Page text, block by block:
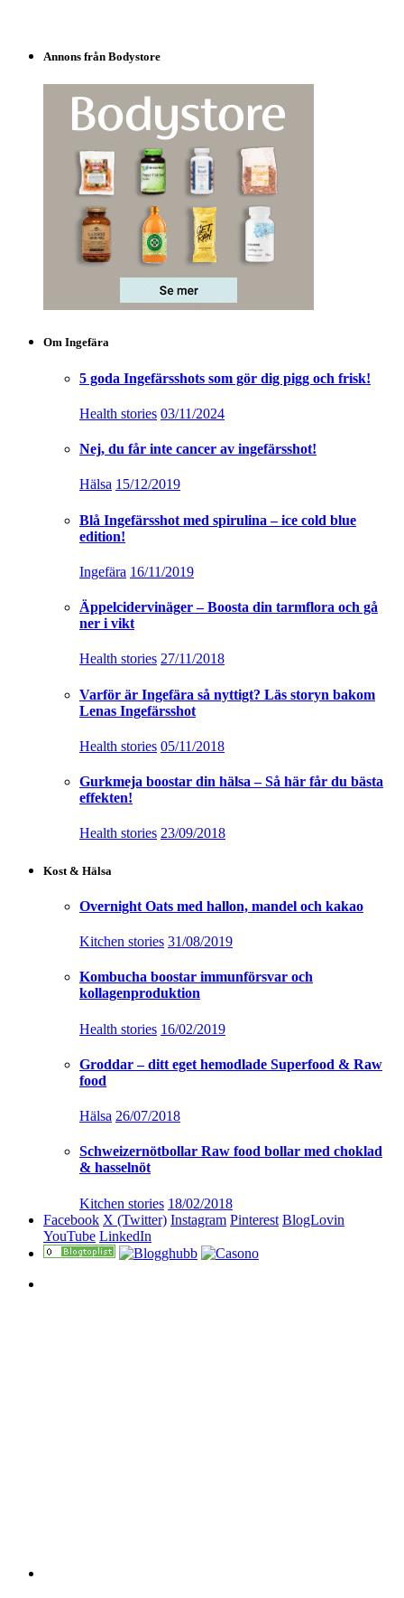
Annons från Bodystore
Om Ingefära
5 goda Ingefärsshots som gör dig pigg och frisk!
Health stories 03/11/2024
Nej, du får inte cancer av ingefärsshot!
Hälsa 15/12/2019
Blå Ingefärsshot med spirulina – ice cold blue
edition!
Ingefära 16/11/2019
Äppelcidervinäger – Boosta din tarmflora och gå
ner i vikt
Health stories 27/11/2018
Varför är Ingefära så nyttigt? Läs storyn bakom
Lenas Ingefärsshot
Health stories 05/11/2018
Gurkmeja boostar din hälsa – Så här får du bästa
effekten!
Health stories 23/09/2018
Kost & Hälsa
Overnight Oats med hallon, mandel och kakao
Kitchen stories 31/08/2019
Kombucha boostar immunförsvar och
kollagenproduktion
Health stories 16/02/2019
Groddar – ditt eget hemodlade Superfood & Raw
food
Hälsa 26/07/2018
Schweizernötbollar Raw food bollar med choklad
& hasselnöt
Kitchen stories 18/02/2018
Facebook X (Twitter) Instagram Pinterest BlogLovin
YouTube LinkedIn